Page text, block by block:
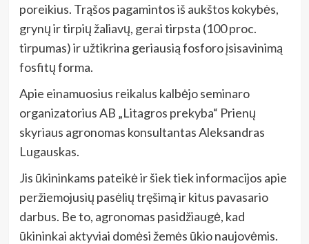
poreikius. Trąšos pagamintos iš aukštos kokybės,
grynų ir tirpių žaliavų, gerai tirpsta (100 proc.
tirpumas) ir užtikrina geriausią fosforo įsisavinimą
fosfitų forma.
Apie einamuosius reikalus kalbėjo seminaro
organizatorius AB „Litagros prekyba“ Prienų
skyriaus agronomas konsultantas Aleksandras
Lugauskas.
Jis ūkininkams pateikė ir šiek tiek informacijos apie
peržiemojusių pasėlių tręšimą ir kitus pavasario
darbus. Be to, agronomas pasidžiaugė, kad
ūkininkai aktyviai domėsi žemės ūkio naujovėmis.